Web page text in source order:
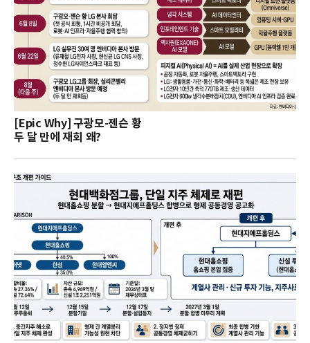
[Epic Why] 구광모-젠슨 황
두 달 만에 재회 왜?